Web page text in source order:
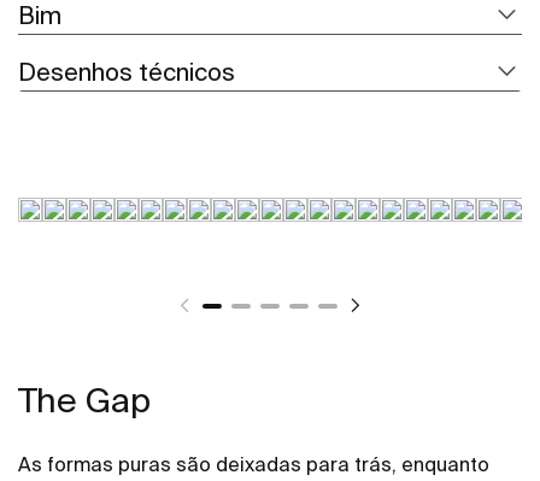
Bim
Desenhos técnicos
The Gap
As formas puras são deixadas para trás, enquanto